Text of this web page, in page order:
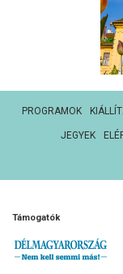
PROGRAMOK
JEGYEK
Támogatók